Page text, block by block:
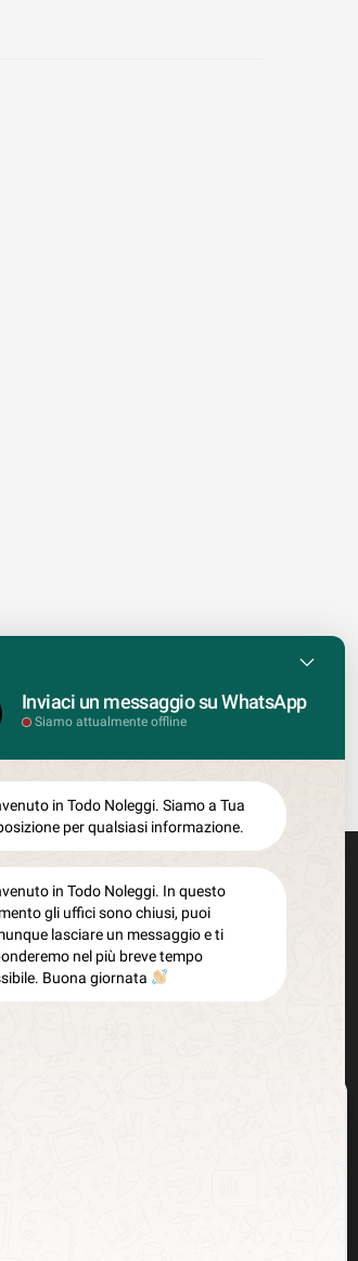
tecnologie come i cookie per memorizzare
Il consenso a queste tecnologie ci
comportamento di navigazione o ID unici su questo
può influire negativamente su alcune
Inviaci un messaggio su WhatsApp
Siamo attualmente offline
in Todo Noleggi. Siamo a Tua
per qualsiasi informazione.
in Todo Noleggi. In questo
gli uffici sono chiusi, puoi
lasciare un messaggio e ti
nel più breve tempo
Buona giornata